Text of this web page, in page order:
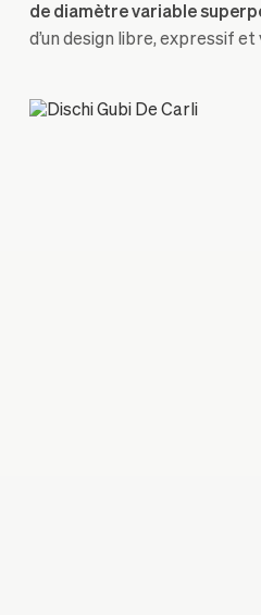
de diamètre variable
d’un design libre, expressif et